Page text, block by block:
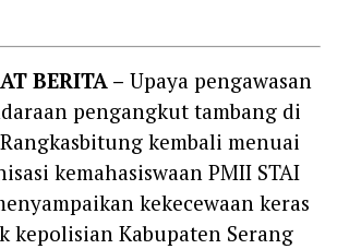
BERITA – Upaya pengawasan
pengangkut tambang di
kembali menuai
kemahasiswaan PMII STAI
kekecewaan keras
kepolisian Kabupaten Serang